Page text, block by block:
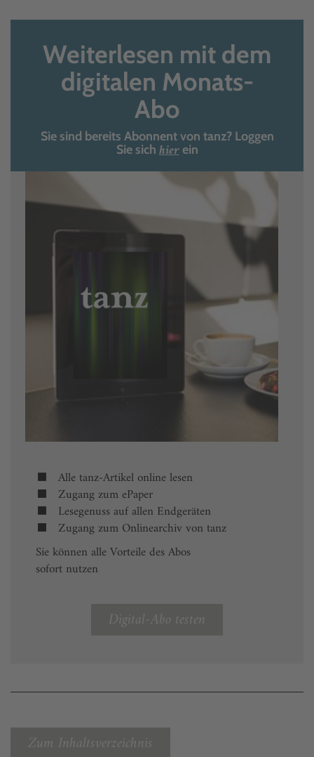
Weiterlesen mit dem
digitalen Monats-
Abo
Sie sind bereits Abonnent von tanz? Loggen
Sie sich hierein
Alle tanz-Artikel online lesen
Zugang zum ePaper
Lesegenuss auf allen Endgeräten
Zugang zum Onlinearchiv von tanz
Sie können alle Vorteile des Abos
sofort nutzen
Digital-Abo testen
Zum Inhaltsverzeichnis